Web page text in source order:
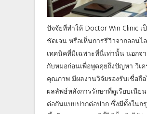
ปัจจัยที่ทำให้ Doctor Win Clinic
ชัดเจน หรือเห็นการรีวิวจากออน
เทคนิคที่มีเฉพาะที่นี่เท่านั้น นอกจ
กับหมอก่อนเพื่อพูดคุยถึงปัญหา วิเ
คุณภาพ มีผลงานวิจัยรองรับเชื่อถื
ผลลัพธ์หลังการรักษาที่ดูเรียบเนี
ต่อกันแบบปากต่อปาก ซึ่งมีทั้งในก